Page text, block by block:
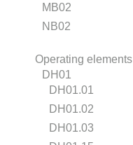
MB02
NB02
Operating elements
DH01
DH01.01
DH01.02
DH01.03